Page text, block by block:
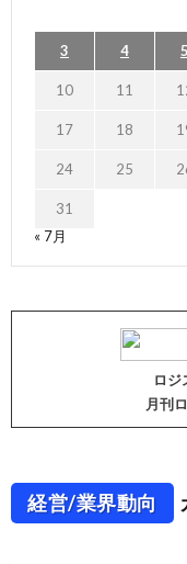
3 4 5
10 11
17 18
24 25
31
« 7月
ロジ
月刊
経営/業界動向